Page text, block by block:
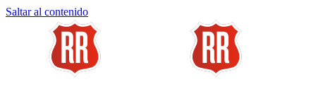
Saltar al contenido